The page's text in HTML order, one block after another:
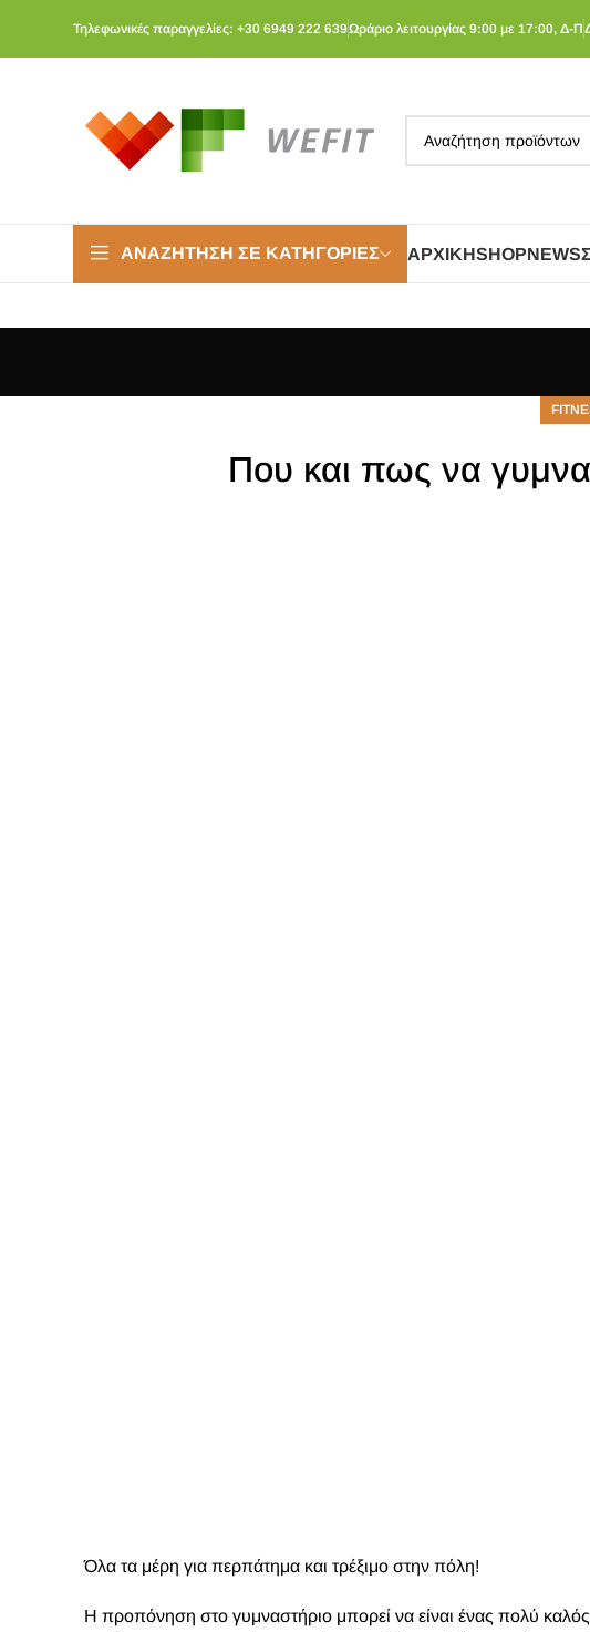
Τηλεφωνικές παραγγελίες: +30 6949 222 639Ωράριο λειτουργίας 9:00 με 17:00, Δ-Π
ΑΝΑΖΉΤΗΣΗ ΣΕ ΚΑΤΗΓΟΡΊΕΣ ΑΡΧΙΚΉSHOPNEWS
Που και πως να
Όλα τα μέρη για περπάτημα και τρέξιμο στην πόλη!
Η προπόνηση στο γυμναστήριο μπορεί να είναι ένας πολύ